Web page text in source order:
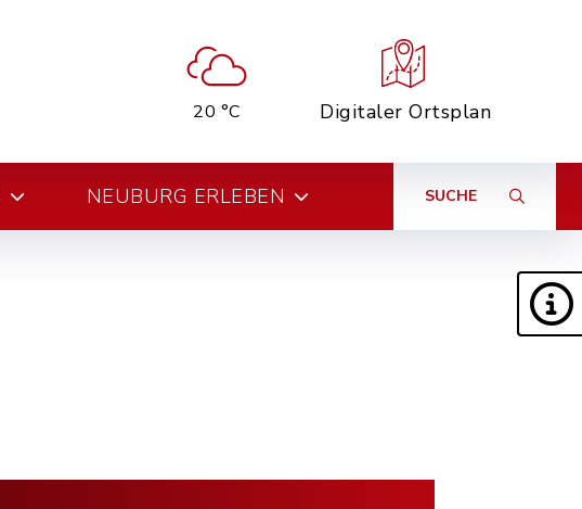
20 °C Digitaler Ortsplan
NEUBURG ERLEBEN SUCHE